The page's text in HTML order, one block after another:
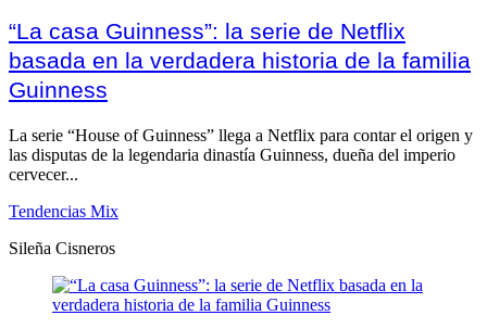
“La casa Guinness”: la serie de Netflix
basada en la verdadera historia de la familia
Guinness
La serie “House of Guinness” llega a Netflix para contar el origen y
las disputas de la legendaria dinastía Guinness, dueña del imperio
cervecer...
Tendencias Mix
Sileña Cisneros